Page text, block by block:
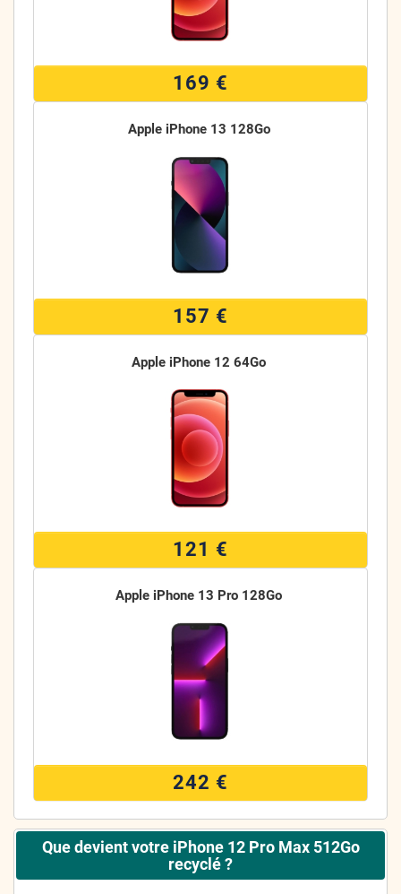
169 €
Apple iPhone 13 128Go
157 €
Apple iPhone 12 64Go
121 €
Apple iPhone 13 Pro 128Go
242 €
Que devient votre iPhone 12 Pro Max 512Go
recyclé ?